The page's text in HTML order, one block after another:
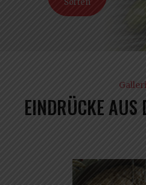
EINDRÜCKE AUS